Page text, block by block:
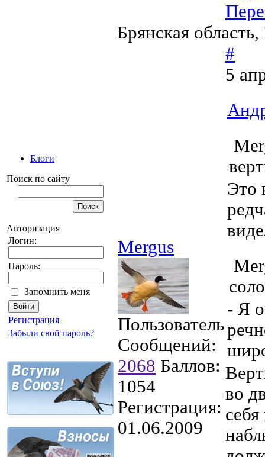
Блоги
Поиск по сайту
Авторизация
Логин:
Пароль:
Запомнить меня
Регистрация
Забыли свой пароль?
Брянская
Mergus
Пользователь
Сообщений:
2068 Баллов:
1054
Регистрация:
01.06.2009
#
5
Это
- Я
во